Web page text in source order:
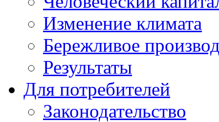
Изменение климата
Бережливое
Результаты
Для потребителей
Законодательство